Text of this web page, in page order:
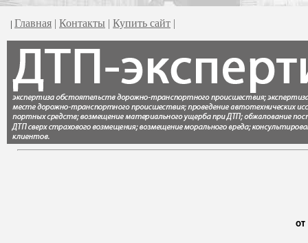
| Главная | Контакты | Купить сайт |
от